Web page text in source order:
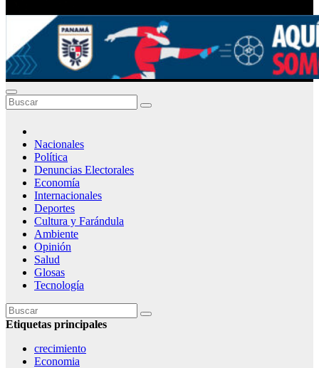
Nacionales
Política
Denuncias Electorales
Economía
Internacionales
Deportes
Cultura y Farándula
Ambiente
Opinión
Salud
Glosas
Tecnología
Etiquetas principales
crecimiento
Economia